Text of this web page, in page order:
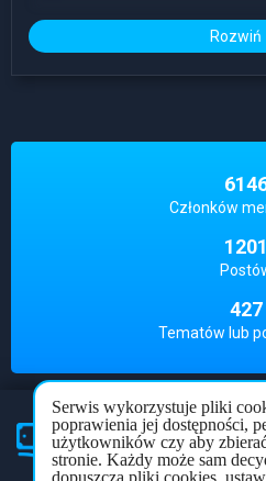
Rozwiń
Członków
1201
427
Tematów lub
Serwis wykorzystuje pliki
poprawienia jej dostępności,
użytkowników czy aby
stronie. Każdy może sam
dopuszcza pliki cookies,